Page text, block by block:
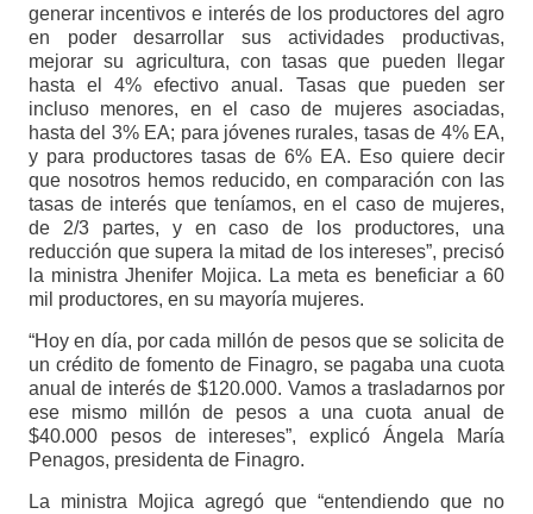
generar incentivos e interés de los productores del agro
en poder desarrollar sus actividades productivas,
mejorar su agricultura, con tasas que pueden llegar
hasta el 4% efectivo anual. Tasas que pueden ser
incluso menores, en el caso de mujeres asociadas,
hasta del 3% EA; para jóvenes rurales, tasas de 4% EA,
y para productores tasas de 6% EA. Eso quiere decir
que nosotros hemos reducido, en comparación con las
tasas de interés que teníamos, en el caso de mujeres,
de 2/3 partes, y en caso de los productores, una
reducción que supera la mitad de los intereses”, precisó
la ministra Jhenifer Mojica. La meta es beneficiar a 60
mil productores, en su mayoría mujeres.
“Hoy en día, por cada millón de pesos que se solicita de
un crédito de fomento de Finagro, se pagaba una cuota
anual de interés de $120.000. Vamos a trasladarnos por
ese mismo millón de pesos a una cuota anual de
$40.000 pesos de intereses”, explicó Ángela María
Penagos, presidenta de Finagro.
La ministra Mojica agregó que “entendiendo que no